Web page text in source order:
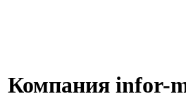
Компания infor-